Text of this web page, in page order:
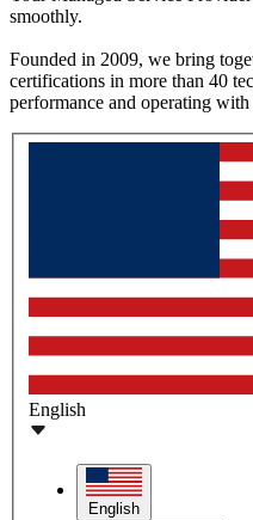
smoothly.
Founded in 2009, we bring
certifications in more than 40
performance and operating
English
English